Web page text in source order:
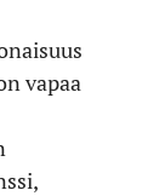
vapaa